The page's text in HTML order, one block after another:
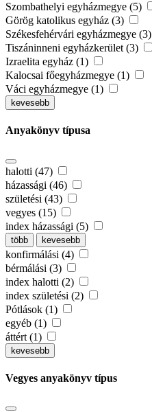
Szombathelyi egyházmegye (5)
Görög katolikus egyház (3)
Székesfehérvári egyházmegye (3)
Tiszáninneni egyházkerület (3)
Izraelita egyház (1)
Kalocsai főegyházmegye (1)
Váci egyházmegye (1)
kevesebb
Anyakönyv típusa
halotti (47)
házassági (46)
születési (43)
vegyes (15)
index házassági (5)
több kevesebb
konfirmálási (4)
bérmálási (3)
index halotti (2)
index születési (2)
Pótlások (1)
egyéb (1)
áttért (1)
kevesebb
Vegyes anyakönyv típus